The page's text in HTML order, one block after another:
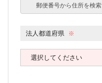
郵便番号から住所を検索
法人都道府県